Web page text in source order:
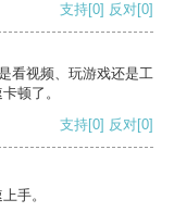
支持[0] 反对[0]
看视频、玩游戏还是工
顿了。
支持[0] 反对[0]
手。